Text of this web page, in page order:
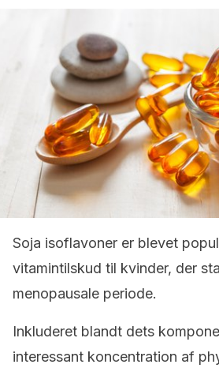
Soja isoflavoner er blevet
vitamintilskud til kvinder, der
menopausale periode.
Inkluderet blandt dets
interessant koncentration af